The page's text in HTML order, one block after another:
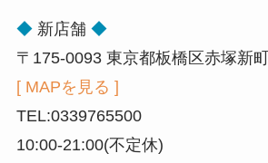
◆新店舗 ◆
〒175-0093 東京都板橋区赤塚新
[ MAPを見る ]
TEL:0339765500
10:00-21:00(不定休)